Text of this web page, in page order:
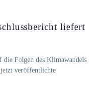
liefert
die Folgen des Klimawandels
veröffentlichte